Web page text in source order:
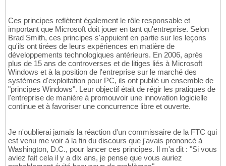
Ces principes reflètent également le rôle responsable et
important que Microsoft doit jouer en tant qu'entreprise. Selon
Brad Smith, ces principes s'appuient en partie sur les leçons
qu'ils ont tirées de leurs expériences en matière de
développements technologiques antérieurs. En 2006, après
plus de 15 ans de controverses et de litiges liés à Microsoft
Windows et à la position de l'entreprise sur le marché des
systèmes d'exploitation pour PC, ils ont publié un ensemble de
"principes Windows". Leur objectif était de régir les pratiques de
l'entreprise de manière à promouvoir une innovation logicielle
continue et à favoriser une concurrence libre et ouverte.
Je n'oublierai jamais la réaction d'un commissaire de la FTC qui
est venu me voir à la fin du discours que j'avais prononcé à
Washington, D.C., pour lancer ces principes. Il m'a dit : "Si vous
aviez fait cela il y a dix ans, je pense que vous auriez